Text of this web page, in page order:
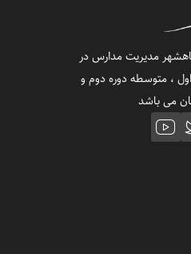
مدیریت مدارس در
، متوسطه دوره دوم و
می باشد